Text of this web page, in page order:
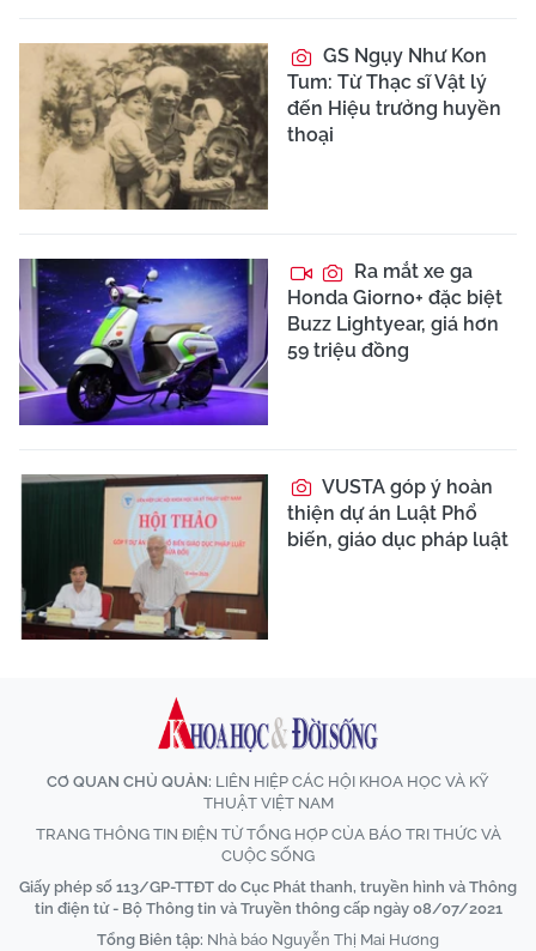
GS Ngụy Như Kon
Tum: Từ Thạc sĩ Vật lý
đến Hiệu trưởng huyền
thoại
Ra mắt xe ga
Honda Giorno+ đặc biệt
Buzz Lightyear, giá hơn
59 triệu đồng
VUSTA góp ý hoàn
thiện dự án Luật Phổ
biến, giáo dục pháp luật
CƠ QUAN CHỦ QUẢN: LIÊN HIỆP CÁC HỘI KHOA HỌC VÀ KỸ
THUẬT VIỆT NAM
TRANG THÔNG TIN ĐIỆN TỬ TỔNG HỢP CỦA BÁO TRI THỨC VÀ
CUỘC SỐNG
Giấy phép số 113/GP-TTĐT do Cục Phát thanh, truyền hình và Thông
tin điện tử - Bộ Thông tin và Truyền thông cấp ngày 08/07/2021
Tổng Biên tập: Nhà báo Nguyễn Thị Mai Hương